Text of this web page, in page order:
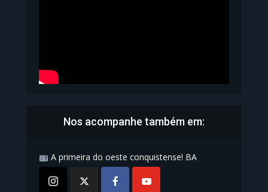
Nos acompanhe também em:
A primeira do oeste conquistense! BA